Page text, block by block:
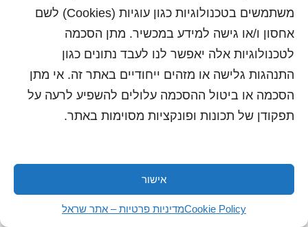
משתמשים בטכנולוגיות כגון עוגיות (Cookies) לשם
אחסון ו/או גישה למידע במכשיר. מתן הסכמה
לטכנולוגיות אלה יאפשר לנו לעבד נתונים כגון
התנהגות גלישה או מזהים ייחודיים באתר זה. אי מתן
הסכמה או ביטול ההסכמה עלולים להשפיע לרעה על
תפקודן של תכונות ופונקציות מסוימות באתר.
אישור
Cookie Policyמדיניות פרטיות – אתר שראל
כל הזכויות שמורות לשראל 2018 | עיצוב ותכנות: סטודיו
"היוצרים"